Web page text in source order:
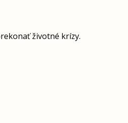
životné krízy.